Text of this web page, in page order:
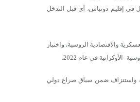
القرم واندلاع القتال في إقليم دونباس، أي قبل التدخل
والاقتصادية الروسية، واختبار
في عام 2022.
واستنزاف ضمن سياق صراع دولي